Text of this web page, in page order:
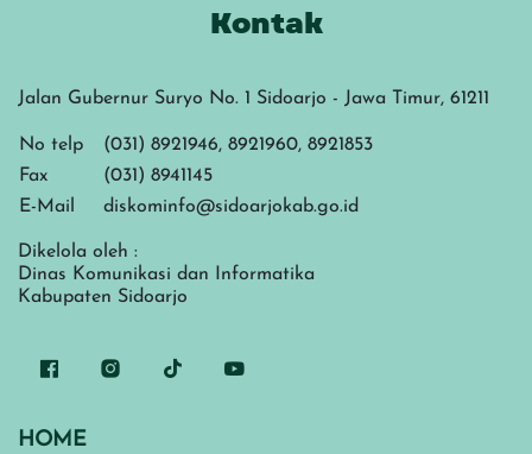
Kontak
Jalan Gubernur Suryo No. 1 Sidoarjo - Jawa Timur, 61211
No telp
(031) 8921946, 8921960, 8921853
Fax
(031) 8941145
E-Mail
diskominfo@sidoarjokab.go.id
Dikelola oleh :
Dinas Komunikasi dan Informatika
Kabupaten Sidoarjo
HOME